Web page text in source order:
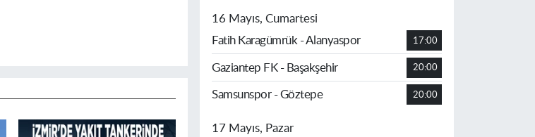
16 Mayıs, Cumartesi
Fatih Karagümrük - Alanyaspor
17:00
Gaziantep FK - Başakşehir 20:00
Samsunspor - Göztepe 20:00
17 Mayıs, Pazar